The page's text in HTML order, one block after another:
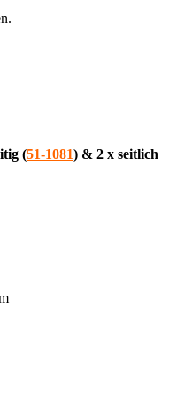
(51-1081) & 2 x seitlich